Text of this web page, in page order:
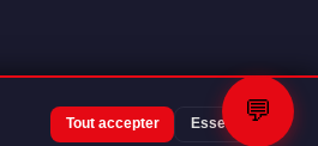
💬
Tout accepter Essentiels